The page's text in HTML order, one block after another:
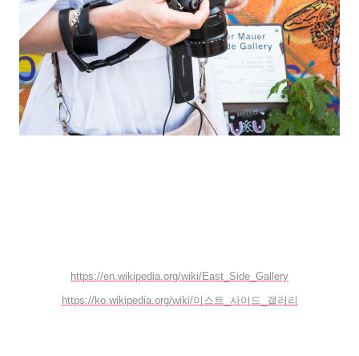
https://en.wikipedia.org/wiki/East_Side_Gallery
https://ko.wikipedia.org/wiki/이스트_사이드_갤러리